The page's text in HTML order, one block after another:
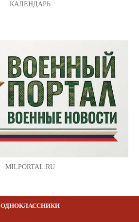
КАЛЕНДАРЬ
MILPORTAL.RU
ОДНОКЛАССНИКИ